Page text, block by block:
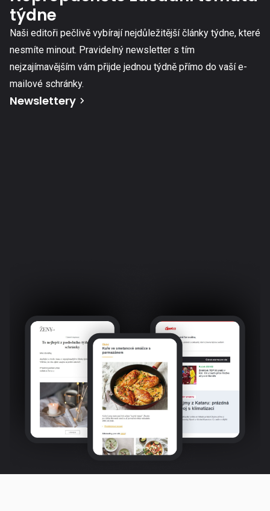
týdne
Naši editoři pečlivě vybírají nejdůležitější články týdne, které
nesmíte minout. Pravidelný newsletter s tím
nejzajímavějším vám přijde jednou týdně přímo do vaší e-
mailové schránky.
Newslettery